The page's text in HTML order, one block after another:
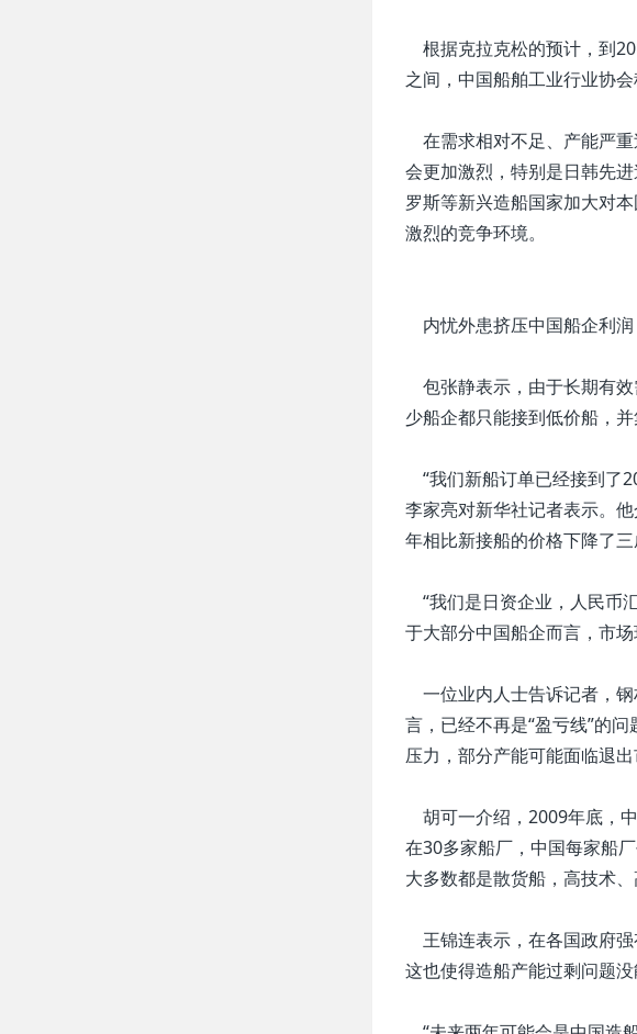
根据克拉克松的预计，到
之间，中国船舶工业行业协
在需求相对不足、产能严重
会更加激烈，特别是日韩先
罗斯等新兴造船国家加大对
激烈的竞争环境。
内忧外患挤压中国船企利润
包张静表示，由于长期有
少船企都只能接到低价船，
“我们新船订单已经接到了
李家亮对新华社记者表示。
年相比新接船的价格下降了
“我们是日资企业，人民币
于大部分中国船企而言，市场
一位业内人士告诉记者，
言，已经不再是“盈亏线”的
压力，部分产能可能面临退出
胡可一介绍，2009年底，
在30多家船厂，中国每家船
大多数都是散货船，高技术
王锦连表示，在各国政府强
这也使得造船产能过剩问题没